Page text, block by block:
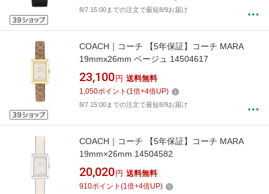
8/7 15:00までの注文で最短8/9お届け
COACH｜コーチ 【5年保証】コーチ MARA
19mmx26mm ベージュ 14504617
23,100 円 送料無料
1,050ポイント (1倍+4倍UP)
8/7 15:00までの注文で最短8/9お届け
COACH｜コーチ 【5年保証】コーチ MARA
19mm×26mm 14504582
20,020 円 送料無料
910ポイント (1倍+4倍UP)